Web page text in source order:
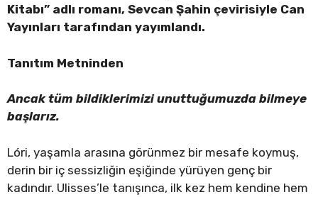
Kitabı” adlı romanı, Sevcan Şahin çevirisiyle Can
Yayınları tarafından yayımlandı.
Tanıtım Metninden
Ancak tüm bildiklerimizi unuttuğumuzda bilmeye
başlarız.
Lóri, yaşamla arasına görünmez bir mesafe koymuş,
derin bir iç sessizliğin eşiğinde yürüyen genç bir
kadındır. Ulisses’le tanışınca, ilk kez hem kendine hem